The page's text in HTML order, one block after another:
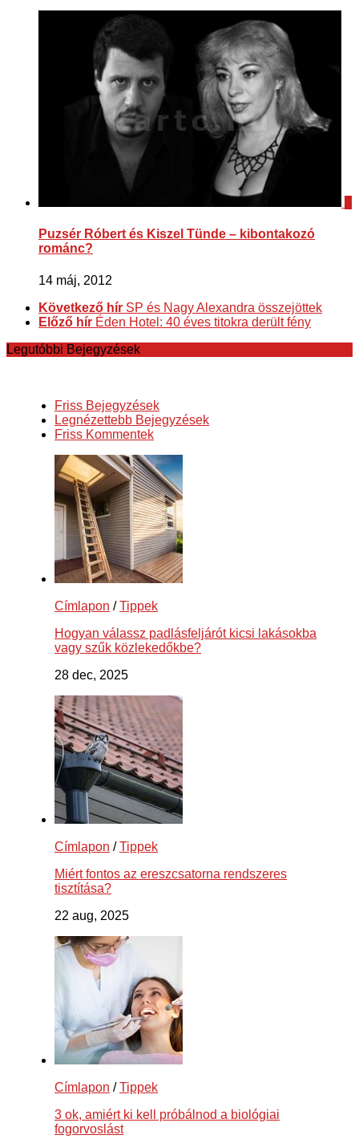
Puzsér Róbert és Kiszel Tünde – kibontakozó
románc?
14 máj, 2012
Következő hír SP és Nagy Alexandra összejöttek
Előző hír Éden Hotel: 40 éves titokra derült fény
Legutóbbi Bejegyzések
Friss Bejegyzések
Legnézettebb Bejegyzések
Friss Kommentek
Címlapon /Tippek
Hogyan válassz padlásfeljárót kicsi lakásokba
vagy szűk közlekedőkbe?
28 dec, 2025
Címlapon /Tippek
Miért fontos az ereszcsatorna rendszeres
tisztítása?
22 aug, 2025
Címlapon /Tippek
3 ok, amiért ki kell próbálnod a biológiai
fogorvoslást